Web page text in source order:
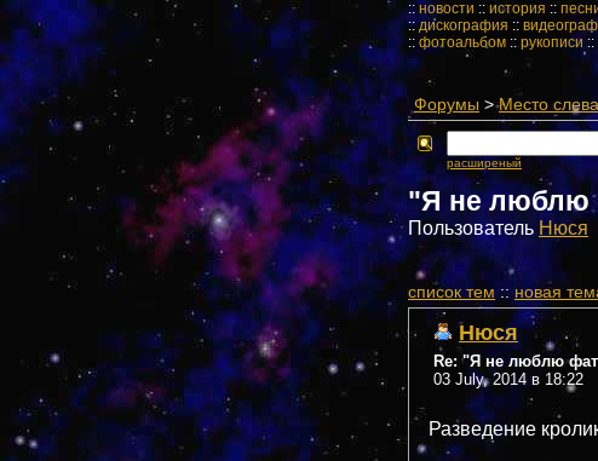
:: новости :: история ::
::дискография ::
:: фотоальбом :: рукописи ::
Форумы >Место слева
расширеный
"Я не люблю
Пользователь Нюся
cписок тем :: новая
Нюся
Re: "Я не люблю
03 July, 2014 в 18:22
Разведение